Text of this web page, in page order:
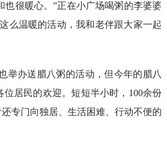
也很暖心。”正在小广场喝粥的李婆婆
么温暖的活动，我和老伴跟大家一起
举办送腊八粥的活动，但今年的腊八
居民的欢迎。短短半小时，100余份
专门向独居、生活困难、行动不便的